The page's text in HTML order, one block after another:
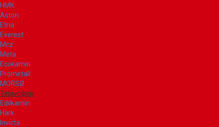
НМК
Aston
Etna
Everest
Mcz
Meta
Ecokamin
Prometall
MORSØ
Термофор
Edilkamin
Hark
Invicta